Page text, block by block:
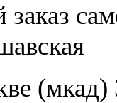
(мкад)